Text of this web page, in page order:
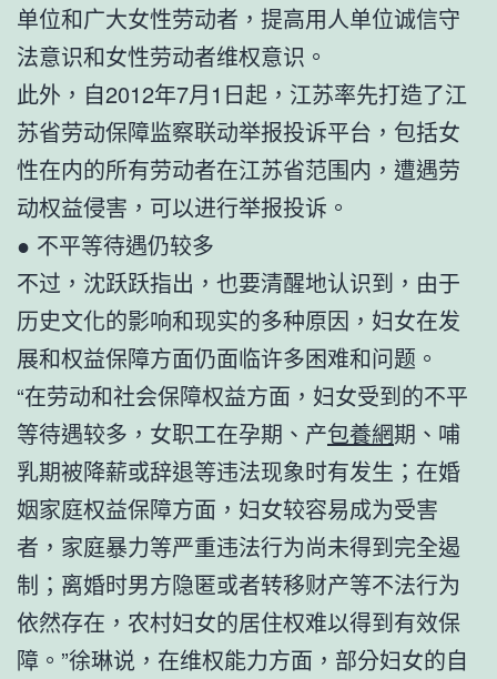
单位和广大女性劳动者，提高用人单位诚信守
法意识和女性劳动者维权意识。
此外，自2012年7月1日起，江苏率先打造了江
苏省劳动保障监察联动举报投诉平台，包括女
性在内的所有劳动者在江苏省范围内，遭遇劳
动权益侵害，可以进行举报投诉。
● 不平等待遇仍较多
不过，沈跃跃指出，也要清醒地认识到，由于
历史文化的影响和现实的多种原因，妇女在发
展和权益保障方面仍面临许多困难和问题。
“在劳动和社会保障权益方面，妇女受到的不平
等待遇较多，女职工在孕期、产包養網期、哺
乳期被降薪或辞退等违法现象时有发生；在婚
姻家庭权益保障方面，妇女较容易成为受害
者，家庭暴力等严重违法行为尚未得到完全遏
制；离婚时男方隐匿或者转移财产等不法行为
依然存在，农村妇女的居住权难以得到有效保
障。”徐琳说，在维权能力方面，部分妇女的自